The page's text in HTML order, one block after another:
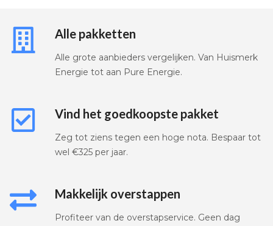
Alle pakketten
Alle grote aanbieders vergelijken. Van Huismerk
Energie tot aan Pure Energie.
Vind het goedkoopste pakket
Zeg tot ziens tegen een hoge nota. Bespaar tot
wel €325 per jaar.
Makkelijk overstappen
Profiteer van de overstapservice. Geen dag